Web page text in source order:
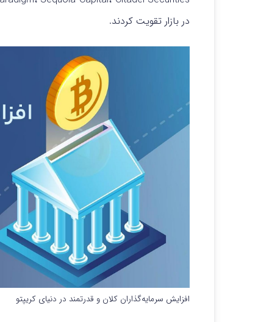
در بازار تقویت کردند.
افزایش سرمایه‌گذاران کلان و قدرتمند در دنیای کریپتو